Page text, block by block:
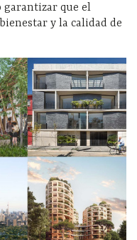
garantizar que el
y la calidad de